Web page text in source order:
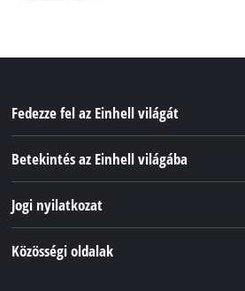
Fedezze fel az Einhell világát
Betekintés az Einhell világába
Az Einhell világszerte
Jogi nyilatkozat
Közösségi oldalak